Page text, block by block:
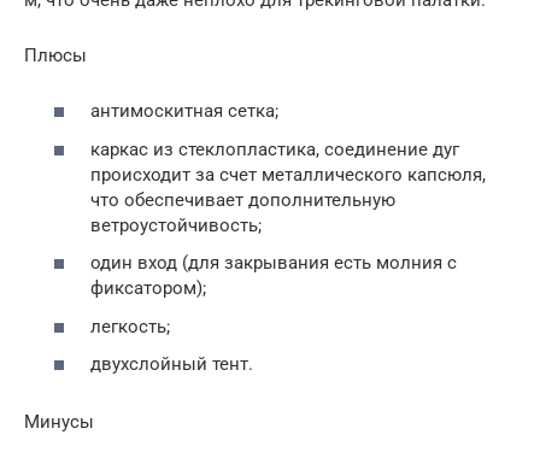
Плюсы
антимоскитная сетка;
каркас из стеклопластика, соединение дуг
происходит за счет металлического капсюля,
что обеспечивает дополнительную
ветроустойчивость;
один вход (для закрывания есть молния с
фиксатором);
легкость;
двухслойный тент.
Минусы